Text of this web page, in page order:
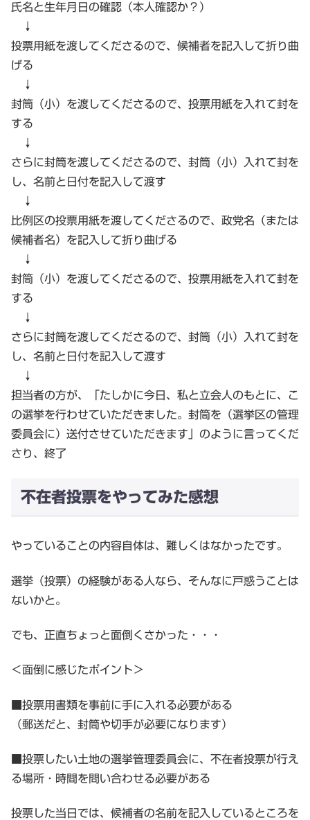
氏名と生年月日の確認（本人確認か？）
↓
投票用紙を渡してくださるので、候補者を記入して折り曲
げる
↓
封筒（小）を渡してくださるので、投票用紙を入れて封を
する
↓
さらに封筒を渡してくださるので、封筒（小）入れて封を
し、名前と日付を記入して渡す
↓
比例区の投票用紙を渡してくださるので、政党名（または
候補者名）を記入して折り曲げる
↓
封筒（小）を渡してくださるので、投票用紙を入れて封を
する
↓
さらに封筒を渡してくださるので、封筒（小）入れて封を
し、名前と日付を記入して渡す
↓
担当者の方が、「たしかに今日、私と立会人のもとに、こ
の選挙を行わせていただきました。封筒を（選挙区の管理
委員会に）送付させていただきます」のように言ってくだ
さり、終了
不在者投票をやってみた感想
やっていることの内容自体は、難しくはなかったです。
選挙（投票）の経験がある人なら、そんなに戸惑うことは
ないかと。
でも、正直ちょっと面倒くさかった・・・
＜面倒に感じたポイント＞
■投票用書類を事前に手に入れる必要がある
（郵送だと、封筒や切手が必要になります）
■投票したい土地の選挙管理委員会に、不在者投票が行え
る場所・時間を問い合わせる必要がある
投票した当日では、候補者の名前を記入しているところを